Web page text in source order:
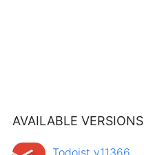
AVAILABLE VERSIONS
Todoist v11366